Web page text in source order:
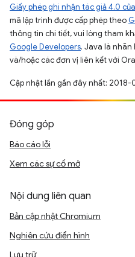
Giấy phép ghi nhận tác giả 4.0
mã lập trình được cấp phép theo
thông tin chi tiết, vui lòng tham
Google Developers. Java là nhãn
và/hoặc các đơn vị liên kết với
Cập nhật lần gần đây nhất: 2018-
Đóng góp
Báo cáo lỗi
Xem các sự cố mở
Nội dung liên quan
Bản cập nhật Chromium
Nghiên cứu điển hình
Lưu trữ